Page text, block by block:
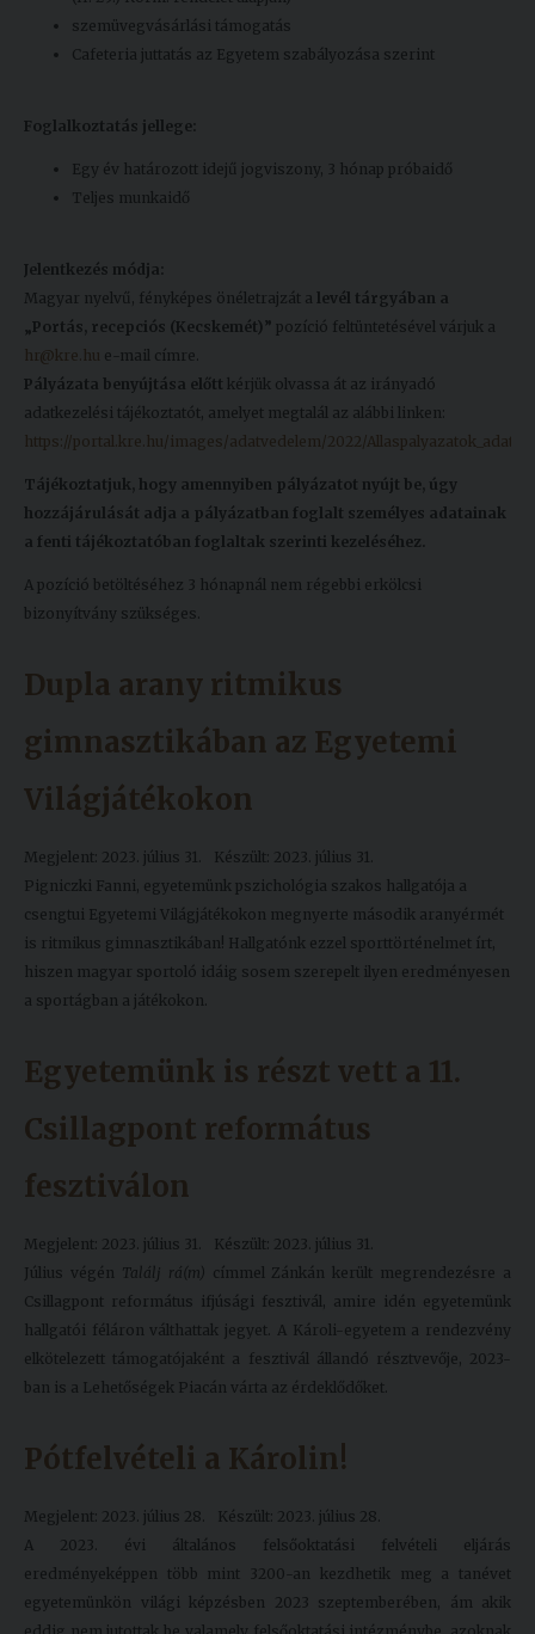
szemüvegvásárlási támogatás
Cafeteria juttatás az Egyetem szabályozása szerint
Foglalkoztatás jellege:
Egy év határozott idejű jogviszony, 3 hónap próbaidő
Teljes munkaidő
Jelentkezés módja:
Magyar nyelvű, fényképes önéletrajzát a levél tárgyában a
„Portás, recepciós (Kecskemét)” pozíció feltüntetésével várjuk a
hr@kre.hu e-mail címre.
Pályázata benyújtása előtt kérjük olvassa át az irányadó
adatkezelési tájékoztatót, amelyet megtalál az alábbi linken:
https://portal.kre.hu/images/adatvedelem/2022/
Tájékoztatjuk, hogy amennyiben pályázatot nyújt be, úgy
hozzájárulását adja a pályázatban foglalt személyes adatainak
a fenti tájékoztatóban foglaltak szerinti kezeléséhez.
A pozíció betöltéséhez 3 hónapnál nem régebbi erkölcsi
bizonyítvány szükséges.
Dupla arany ritmikus
gimnasztikában az Egyetemi
Világjátékokon
Megjelent: 2023. július 31.
Készült: 2023. július 31.
Pigniczki Fanni, egyetemünk pszichológia szakos hallgatója a
csengtui Egyetemi Világjátékokon megnyerte második aranyérmét
is ritmikus gimnasztikában! Hallgatónk ezzel sporttörténelmet írt,
hiszen magyar sportoló idáig sosem szerepelt ilyen eredményesen
a sportágban a játékokon.
Egyetemünk is részt vett a 11.
Csillagpont református
fesztiválon
Megjelent: 2023. július 31.
Készült: 2023. július 31.
Július végén Találj rá(m) címmel Zánkán került megrendezésre a
Csillagpont református ifjúsági fesztivál, amire idén egyetemünk
hallgatói féláron válthattak jegyet. A Károli-egyetem a rendezvény
elkötelezett támogatójaként a fesztivál állandó résztvevője, 2023-
ban is a Lehetőségek Piacán várta az érdeklődőket.
Pótfelvételi a Károlin!
Megjelent: 2023. július 28.
Készült: 2023. július 28.
A 2023. évi általános felsőoktatási felvételi eljárás
eredményeképpen több mint 3200-an kezdhetik meg a tanévet
egyetemünkön világi képzésben 2023 szeptemberében, ám akik